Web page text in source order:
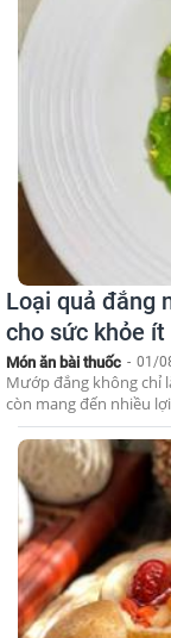
Loại quả đắng
cho sức khỏe
Món ăn bài thuốc - 01/
Mướp đắng không chỉ
còn mang đến nhiều